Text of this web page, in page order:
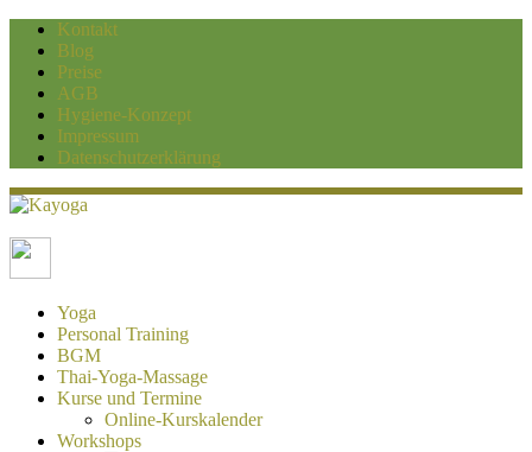
Kontakt
Blog
Preise
AGB
Hygiene-Konzept
Impressum
Datenschutzerklärung
Kayoga
Yoga und Personaltraining Duisburg
Yoga
Personal Training
BGM
Thai-Yoga-Massage
Kurse und Termine
Online-Kurskalender
Workshops